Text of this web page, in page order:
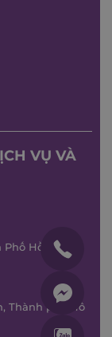
VỤ VÀ
Phố Hồ Chí
Thành phố Hồ